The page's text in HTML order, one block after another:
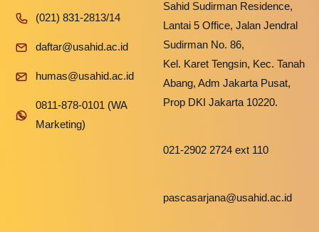
(021) 831-2813/14
daftar@usahid.ac.id
humas@usahid.ac.id
0811-878-0101 (WA
Marketing)
Sahid Sudirman Residence,
Lantai 5 Office, Jalan Jendral
Sudirman No. 86,
Kel. Karet Tengsin, Kec. Tanah
Abang, Adm Jakarta Pusat,
Prop DKI Jakarta 10220.
021-2902 2724 ext 110
pascasarjana@usahid.ac.id